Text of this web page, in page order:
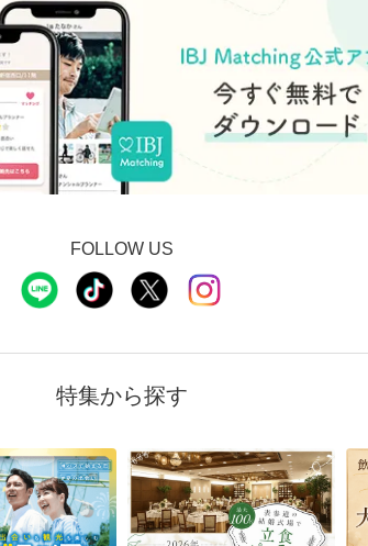
FOLLOW US
特集から探す